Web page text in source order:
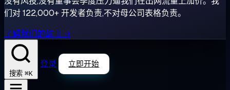
们对 122,000+ 开发者负责,不对母公司表格负责。
了解我们的故事 →
搜索 ⌘K
登录 立即开始